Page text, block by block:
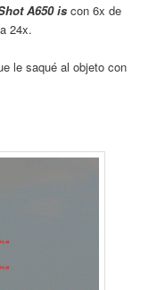
A650 is con 6x de
24x.
le saqué al objeto con